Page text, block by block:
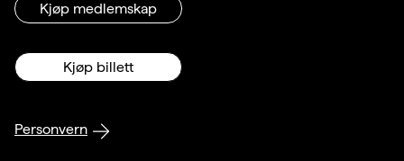
Kjøp medlemskap
Kjøp billett
Personvern